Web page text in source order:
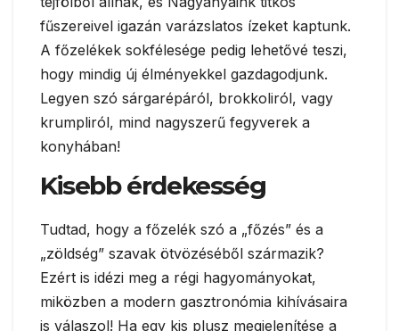
fűszereivel igazán varázslatos ízeket kaptunk.
A főzelékek sokfélesége pedig lehetővé teszi,
hogy mindig új élményekkel gazdagodjunk.
Legyen szó sárgarépáról, brokkoliról, vagy
krumpliról, mind nagyszerű fegyverek a
konyhában!
Kisebb érdekesség
Tudtad, hogy a főzelék szó a „főzés” és a
„zöldség” szavak ötvözéséből származik?
Ezért is idézi meg a régi hagyományokat,
miközben a modern gasztronómia kihívásaira
is válaszol! Ha egy kis plusz megjelenítése a